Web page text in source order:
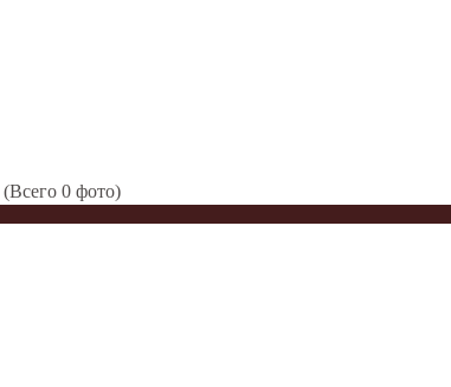
(Всего 0 фото)